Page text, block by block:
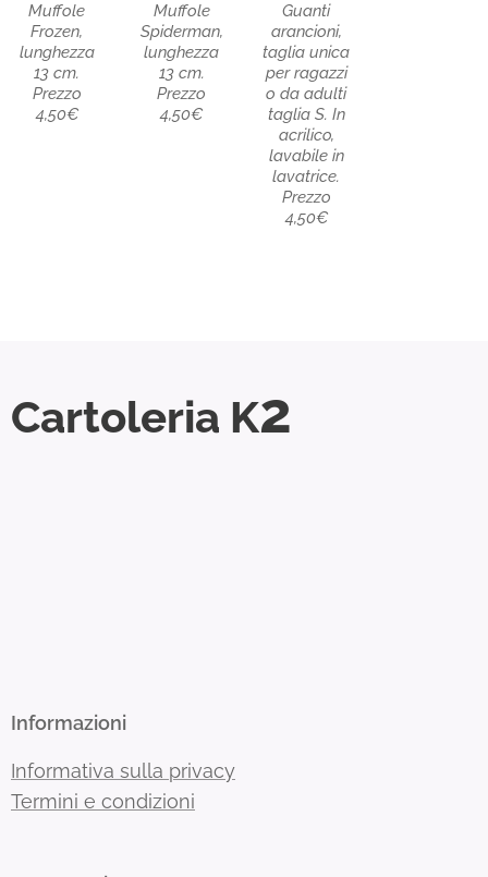
Muffole
Frozen,
lunghezza
13 cm.
Prezzo
4,50€
Muffole
Spiderman,
lunghezza
13 cm.
Prezzo
4,50€
Guanti
arancioni,
taglia unica
per ragazzi
o da adulti
taglia S. In
acrilico,
lavabile in
lavatrice.
Prezzo
4,50€
Cartoleria K2
Informazioni
Informativa sulla privacy
Termini e condizioni